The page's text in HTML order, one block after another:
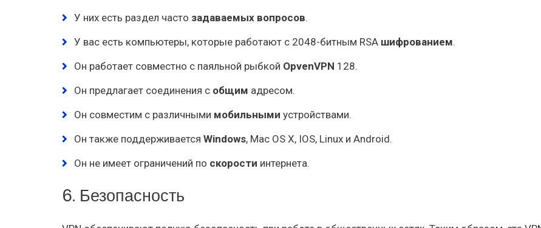
У них есть раздел часто задаваемых вопросов.
У вас есть компьютеры, которые работают с 2048-битным RSA шифрованием.
Он работает совместно с паяльной рыбкой OpvenVPN 128.
Он предлагает соединения с общим адресом.
Он совместим с различными мобильными устройствами.
Он также поддерживается Windows, Mac OS X, IOS, Linux и Android.
Он не имеет ограничений по скорости интернета.
6. Безопасность